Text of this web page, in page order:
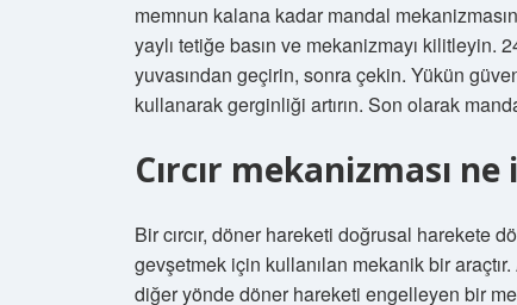
memnun kalana kadar mandal
yaylı tetiğe basın ve mekanizmayı kilitleyin.
yuvasından geçirin, sonra çekin. Yükün
kullanarak gerginliği artırın. Son olarak
Cırcır mekanizması
Bir cırcır, döner hareketi doğrusal harekete
gevşetmek için kullanılan mekanik bir
diğer yönde döner hareketi engelleyen bir